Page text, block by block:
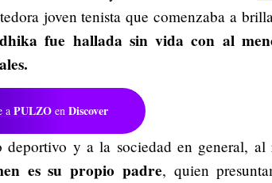
joven tenista que comenzaba a
fue hallada sin vida con al
a PULZO en Discover
y a la sociedad en general, al
es su propio padre, quien